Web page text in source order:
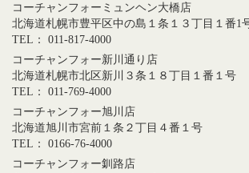
コーチャンフォーミュンヘン大橋店
北海道札幌市豊平区中の島１条１３丁目１番1
TEL： 011-817-4000
コーチャンフォー新川通り店
北海道札幌市北区新川３条１８丁目１番１号
TEL： 011-769-4000
コーチャンフォー旭川店
北海道旭川市宮前１条２丁目４番１号
TEL： 0166-76-4000
コーチャンフォー釧路店